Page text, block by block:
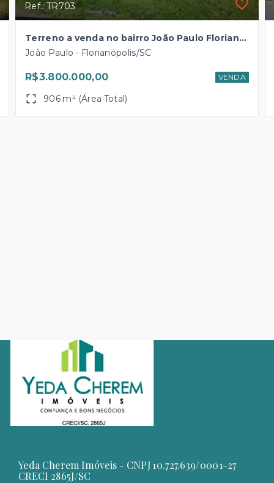
Ref.: TR703
Terreno a venda no bairro João Paulo Florianópolis SC.
João Paulo - Florianópolis/SC
R$3.800.000,00 VENDA
906 m² (Área Total)
Yeda Cherem Imóveis - CNPJ 10.727.639/0001-27
CRECI 2865J/SC